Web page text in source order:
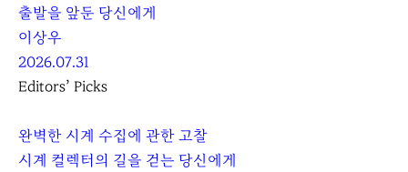
출발을 앞둔 당신에게
이상우
2026.07.31
Editors’ Picks
완벽한 시계 수집에 관한 고찰
시계 컬렉터의 길을 걷는 당신에게